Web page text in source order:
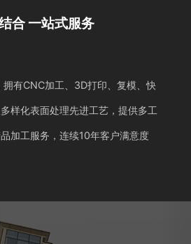
合 一站式服务
有CNC加工、3D打印、复模、快
样化表面处理先进工艺，提供多工
加工服务，连续10年客户满意度